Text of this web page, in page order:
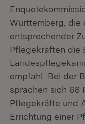
Württemberg, die
entsprechender
Pflegekräften die
empfahl. Bei der
sprachen sich 68
Pflegekräfte und
Errichtung einer